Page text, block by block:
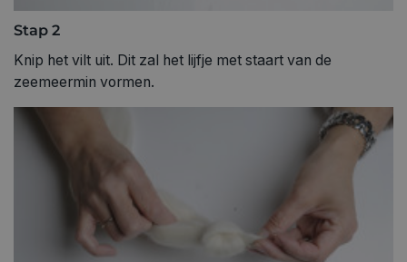
Stap 2
Knip het vilt uit. Dit zal het lijfje met staart van de
zeemeermin vormen.